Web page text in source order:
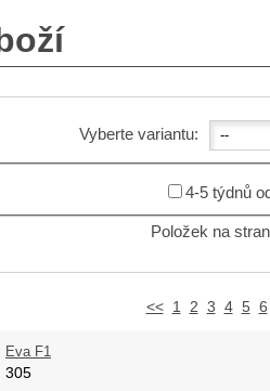
Vyberte variantu:
4-5 týdnů
Položek na
<< 1 2 3 4 5 6
Eva F1
305